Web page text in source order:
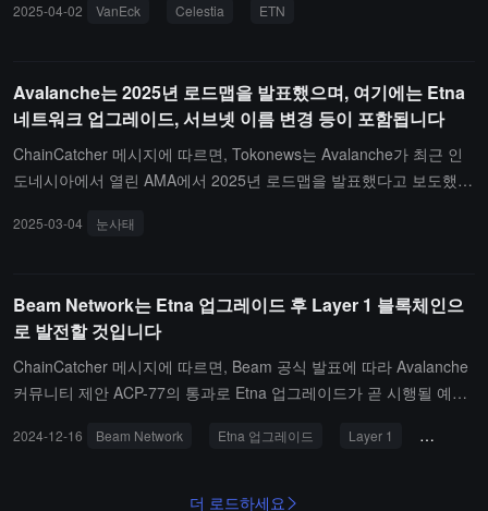
니다.전해진 바에 따르면, Celestia는 모듈화 블록체인의 데이터 가용
2025-04-02 VanEck Celestia ETN
Avalanche는 2025년 로드맵을 발표했으며, 여기에는 Etna
네트워크 업그레이드, 서브넷 이름 변경 등이 포함됩니다
ChainCatcher 메시지에 따르면, Tokonews는 Avalanche가 최근 인
도네시아에서 열린 AMA에서 2025년 로드맵을 발표했다고 보도했습
획인 Avalanche9000 캠페인, 그리고 유연성을 높이기 위해 서브넷을
2025-03-04 눈사태
Beam Network는 Etna 업그레이드 후 Layer 1 블록체인으
로 발전할 것입니다
ChainCatcher 메시지에 따르면, Beam 공식 발표에 따라 Avalanche
커뮤니티 제안 ACP-77의 통과로 Etna 업그레이드가 곧 시행될 예정
Beam Network는 공식적으로 Layer 1 블록체인 네트워크로 불리게
전히 그 기반 시설을 누릴 수 있게 됩니다.
2024-12-16 Beam Network Etna 업그레이드 Layer 1
더 로드하세요